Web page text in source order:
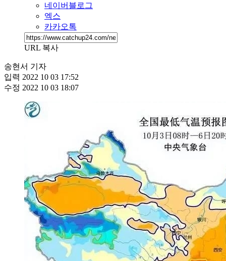
네이버블로그
엑스
카카오톡
URL 복사
송현서 기자
입력 2022 10 03 17:52
수정 2022 10 03 18:07